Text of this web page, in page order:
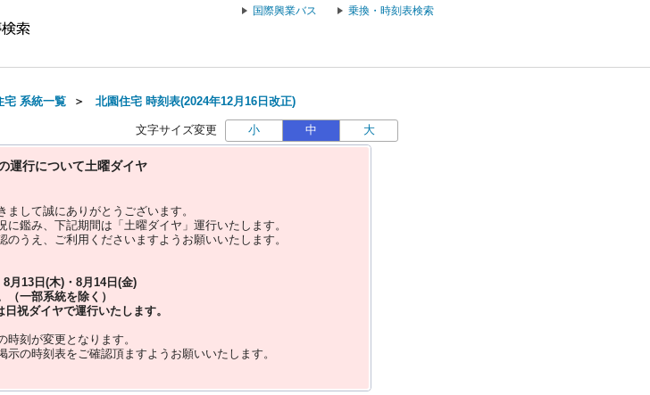
国際興業バス 乗換・時刻表検索
宅 系統一覧 ＞ 北園住宅 時刻表(2024年12月16日改正)
文字サイズ変更 小 中 大
行について土曜ダイヤ
して誠にありがとうございます。
鑑み、下記期間は「土曜ダイヤ」運行いたします。
うえ、ご利用くださいますようお願いいたします。
月13日(木)・8月14日(金)
（一部系統を除く）
日祝ダイヤで運行いたします。
時刻が変更となります。
示の時刻表をご確認頂ますようお願いいたします。